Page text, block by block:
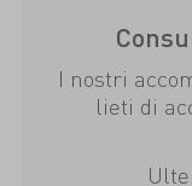
I nostri
lieti di